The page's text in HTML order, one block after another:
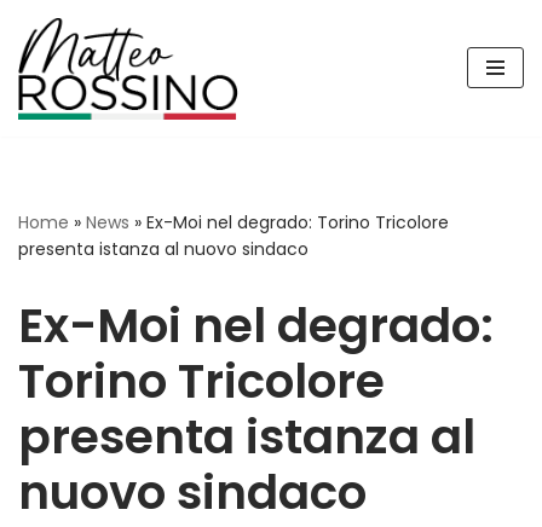
Vai
al
contenuto
Home » News » Ex-Moi nel degrado: Torino Tricolore
presenta istanza al nuovo sindaco
Ex-Moi nel degrado:
Torino Tricolore
presenta istanza al
nuovo sindaco